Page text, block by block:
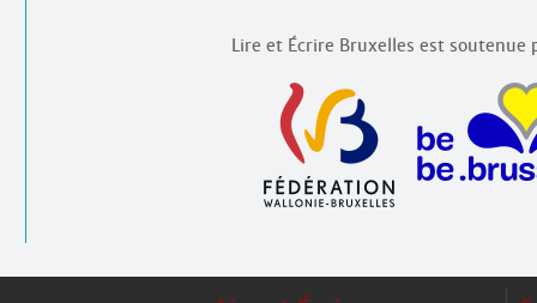
Lire et Écrire Bruxelles est soutenue